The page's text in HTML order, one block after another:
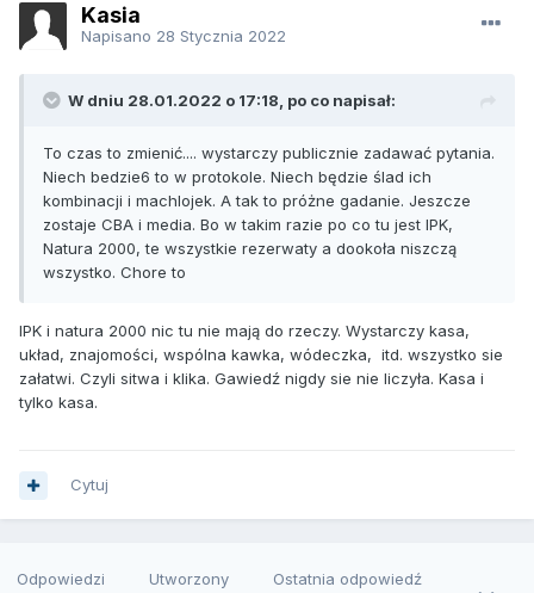
Kasia
Napisano 28 Stycznia 2022
W dniu 28.01.2022 o 17:18, po co napisał:
To czas to zmienić.... wystarczy publicznie zadawać pytania.
Niech bedzie6 to w protokole. Niech będzie ślad ich
kombinacji i machlojek. A tak to próżne gadanie. Jeszcze
zostaje CBA i media. Bo w takim razie po co tu jest IPK,
Natura 2000, te wszystkie rezerwaty a dookoła niszczą
wszystko. Chore to
IPK i natura 2000 nic tu nie mają do rzeczy. Wystarczy kasa,
układ, znajomości, wspólna kawka, wódeczka, itd. wszystko sie
załatwi. Czyli sitwa i klika. Gawiedź nigdy sie nie liczyła. Kasa i
tylko kasa.
Cytuj
Odpowiedzi Utworzony Ostatnia odpowiedź